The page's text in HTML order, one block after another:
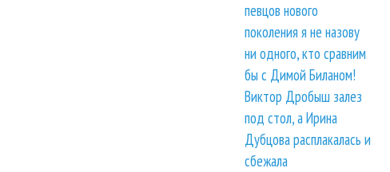
певцов нового
поколения я не назову
ни одного, кто сравним
бы с Димой Биланом!
Виктор Дробыш залез
под стол, а Ирина
Дубцова расплакалась и
сбежала